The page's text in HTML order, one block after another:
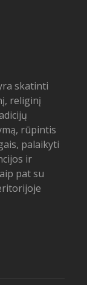
skatinti
religinį
rūpintis
palaikyti
ir
pat su